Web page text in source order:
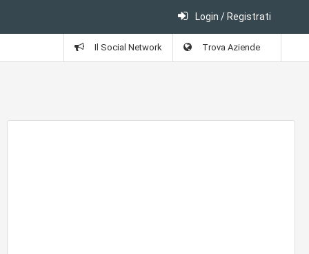
Login / Registrati
Il Social Network Trova Aziende